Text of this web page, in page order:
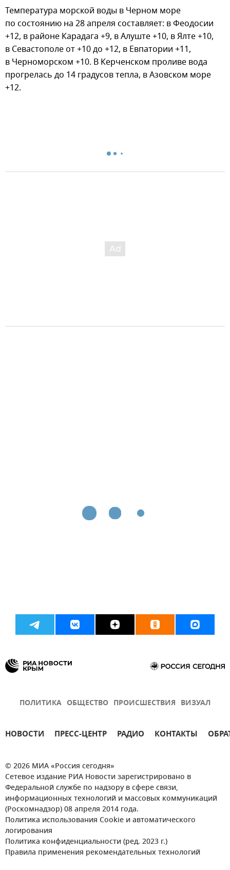
Температура морской воды в Черном море
по состоянию на 28 апреля составляет: в Феодосии
+12, в районе Карадага +9, в Алуште +10, в Ялте +10,
в Cевастополе от +10 до +12, в Евпатории +11,
в Черноморском +10. В Керченском проливе вода
прогрелась до 14 градусов тепла, в Азовском море
+12.
ПОЛИТИКА ОБЩЕСТВО ПРОИСШЕСТВИЯ ВИЗУАЛ
НОВОСТИ ПРЕСС-ЦЕНТР РАДИО КОНТАКТЫ
© 2026 МИА «Россия сегодня»
Сетевое издание РИА Новости зарегистрировано в
Федеральной службе по надзору в сфере связи,
информационных технологий и массовых коммуникаций
(Роскомнадзор) 08 апреля 2014 года.
Политика использования Cookie и автоматического
логирования
Политика конфиденциальности (ред. 2023 г.)
Правила применения рекомендательных технологий